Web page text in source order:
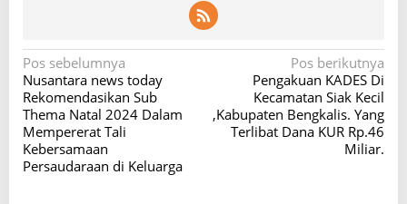
N
a
v
i
g
Pos sebelumnya
Nusantara news today
Rekomendasikan Sub
Thema Natal 2024 Dalam
Mempererat Tali
Kebersamaan
Persaudaraan di Keluarga
Pos berikutnya
Pengakuan KADES Di
Kecamatan Siak Kecil
,Kabupaten Bengkalis. Yang
Terlibat Dana KUR Rp.46
Miliar.